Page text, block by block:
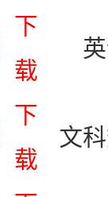
下
载
下
载
文